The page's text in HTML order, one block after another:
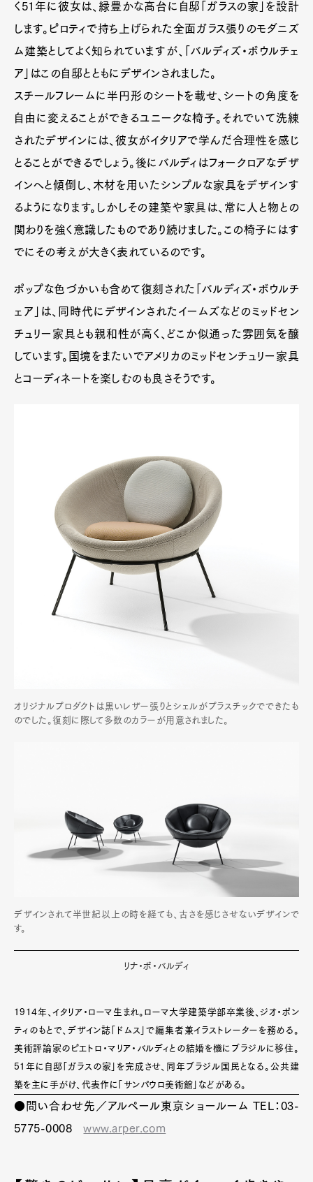
く51年に彼女は、緑豊かな高台に自邸「ガラスの家」を設計
します。ピロティで持ち上げられた全面ガラス張りのモダニズ
ム建築としてよく知られていますが、「バルディズ・ボウルチェ
ア」はこの自邸とともにデザインされました。
スチールフレームに半円形のシートを載せ、シートの角度を
自由に変えることができるユニークな椅子。それでいて洗練
されたデザインには、彼女がイタリアで学んだ合理性を感じ
とることができるでしょう。後にバルディはフォークロアなデザ
インへと傾倒し、木材を用いたシンプルな家具をデザインす
るようになります。しかしその建築や家具は、常に人と物との
関わりを強く意識したものであり続けました。この椅子にはす
でにその考えが大きく表れているのです。
ポップな色づかいも含めて復刻された「バルディズ・ボウルチ
ェア」は、同時代にデザインされたイームズなどのミッドセン
チュリー家具とも親和性が高く、どこか似通った雰囲気を醸
しています。国境をまたいでアメリカのミッドセンチュリー家具
とコーディネートを楽しむのも良さそうです。
オリジナルプロダクトは黒いレザー張りとシェルがプラスチックでできたも
のでした。復刻に際して多数のカラーが用意されました。
デザインされて半世紀以上の時を経ても、古さを感じさせないデザインで
す。
リナ・ボ・バルディ
1914年、イタリア・ローマ生まれ。ローマ大学建築学部卒業後、ジオ・ポン
ティのもとで、デザイン誌「ドムス」で編集者兼イラストレーターを務める。
美術評論家のピエトロ・マリア・バルディとの結婚を機にブラジルに移住。
51年に自邸「ガラスの家」を完成させ、同年ブラジル国民となる。公共建
築を主に手がけ、代表作に「サンパウロ美術館」などがある。
●問い合わせ先／アルペール東京ショールーム TEL：03-
5775-0008www.arper.com